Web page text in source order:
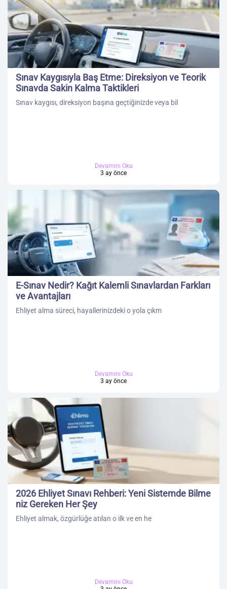
Sınav Kaygısıyla Baş Etme: Direksiyon ve Teorik
Sınavda Sakin Kalma Taktikleri
Sınav kaygısı, direksiyon başına geçtiğinizde veya bil
Devamını Oku
3 ay önce
E-Sınav Nedir? Kağıt Kalemli Sınavlardan Farkları
ve Avantajları
Ehliyet alma süreci, hayallerinizdeki o yola çıkm
Devamını Oku
3 ay önce
2026 Ehliyet Sınavı Rehberi: Yeni Sistemde Bilme
niz Gereken Her Şey
Ehliyet almak, özgürlüğe atılan o ilk ve en he
Devamını Oku